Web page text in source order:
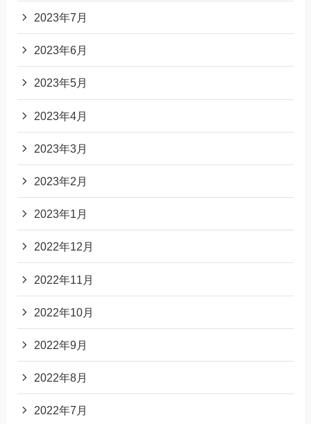
2023年7月
2023年6月
2023年5月
2023年4月
2023年3月
2023年2月
2023年1月
2022年12月
2022年11月
2022年10月
2022年9月
2022年8月
2022年7月